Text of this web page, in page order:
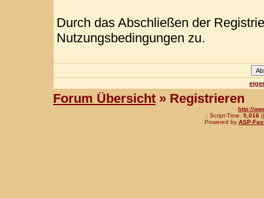
Durch das Abschließen der
Nutzungsbedingungen zu.
Forum Übersicht » Registrieren
http://
.: Script-Time: 0,016||
Powered by ASP-